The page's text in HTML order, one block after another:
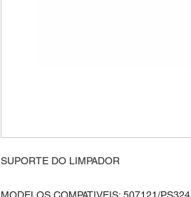
SUPORTE DO LIMPADOR